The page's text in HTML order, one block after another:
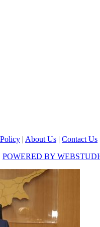
| About Us | Contact Us
POWERED BY